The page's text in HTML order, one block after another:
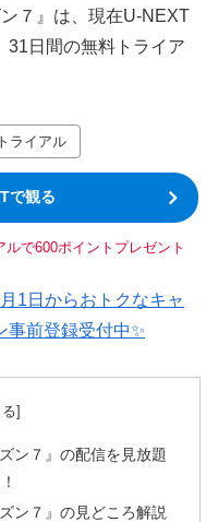
７』は、現在U-NEXT
31日間の無料トライア
ライアル
で観る
で600ポイントプレゼント
1日からおトクなキャ
事前登録受付中✨
ン７』の配信を見放題
ン７』の見どころ解説